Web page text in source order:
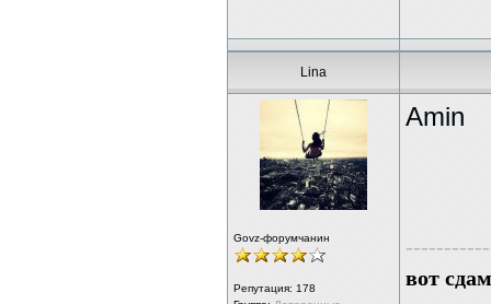
Lina
Govz-форумчанин
Репутация: 178
Amin
вот